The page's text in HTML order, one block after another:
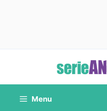
contenuto
Menu